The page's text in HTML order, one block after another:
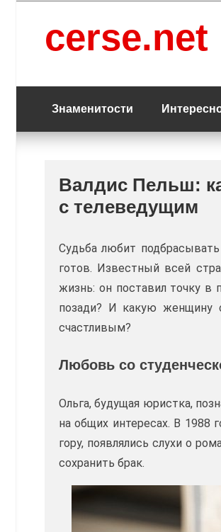
содержанию
cerse.net
Знаменитости
Валдис Пельш:
с телеведущим
Судьба любит
готов. Известный всей
жизнь: он поставил точку в
позади? И какую женщину
счастливым?
Любовь со
Ольга, будущая юристка,
на общих интересах. В 1988
гору, появлялись слухи о
сохранить брак.